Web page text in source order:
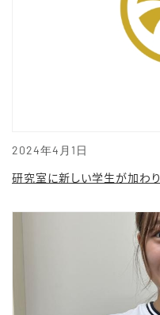
2024年4月1日
研究室に新しい学生が加わ